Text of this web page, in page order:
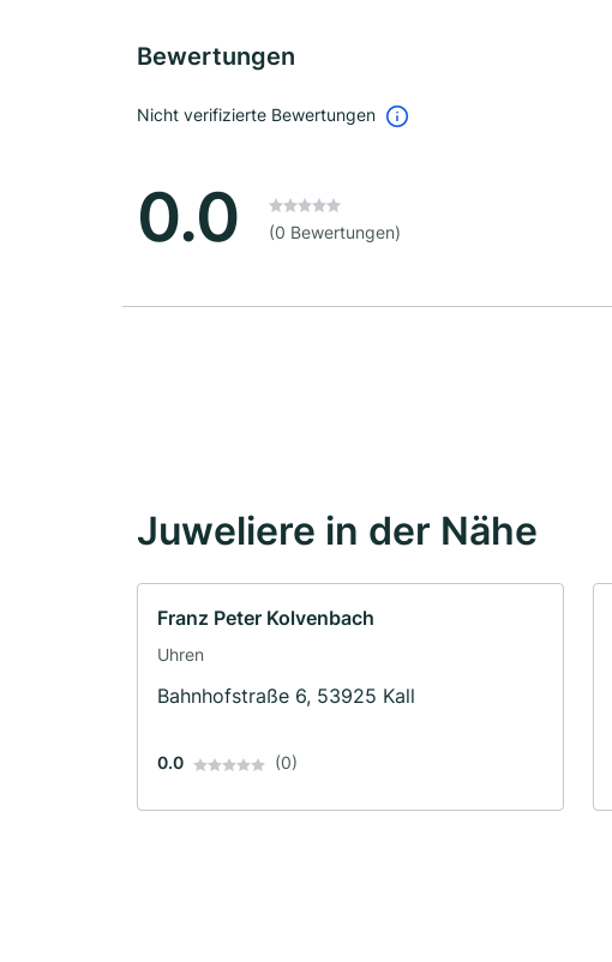
Bewertungen
Nicht verifizierte Bewertungen
0.0 (0 Bewertungen)
Juweliere in der Nähe
Franz Peter Kolvenbach
Uhren
Bahnhofstraße 6, 53925 Kall
0.0 (0)